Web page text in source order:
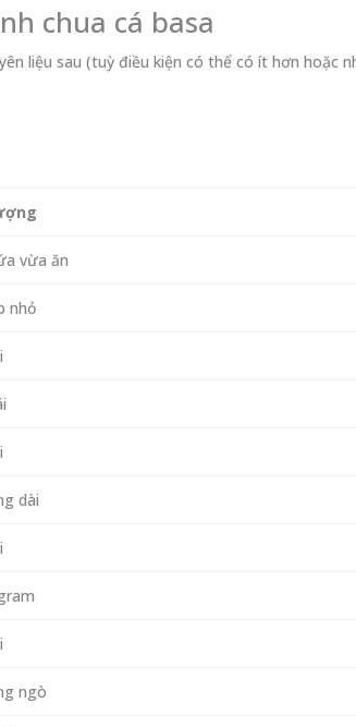
chua cá basa
liệu sau (tuỳ điều kiện có thể có ít hơn hoặc
vừa ăn
nhỏ
dài
ngò